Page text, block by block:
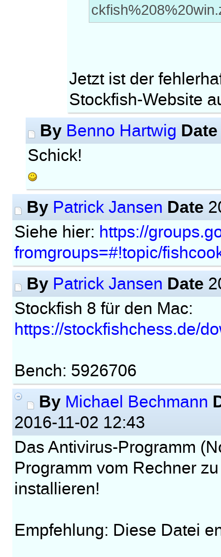
Jetzt ist der
Stockfish-Website
By Benno Hartwig Date
Schick!
By Patrick Jansen Date
Siehe hier: https://
fromgroups=#!topic/
By Patrick Jansen Date
Stockfish 8 für den Mac:
https://stockfishchess.de/
Bench: 5926706
By Michael Bechmann
2016-11-02 12:43
Das Antivirus-Programm
Programm vom Rechner
installieren!
Empfehlung: Diese Datei